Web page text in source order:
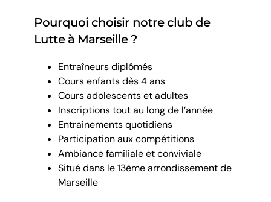
Pourquoi choisir notre club de
Lutte à Marseille ?
Entraîneurs diplômés
Cours enfants dès 4 ans
Cours adolescents et adultes
Inscriptions tout au long de l’année
Entrainements quotidiens
Participation aux compétitions
Ambiance familiale et conviviale
Situé dans le 13ème arrondissement de
Marseille